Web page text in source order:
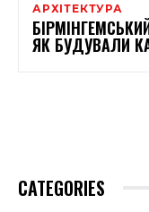
АРХІТЕКТУРА
ЯК БУДУВАЛИ
CATEGORIES